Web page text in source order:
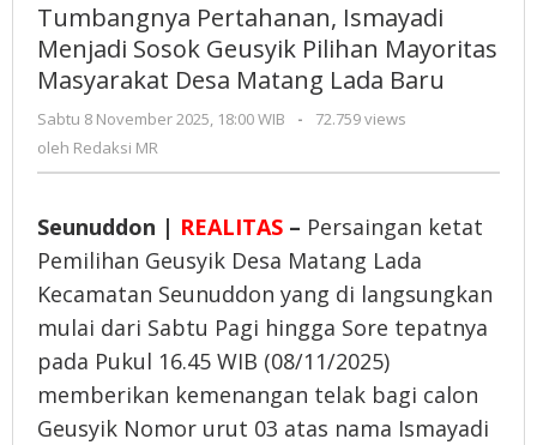
Ismayadi
Menjadi
Sosok
Geusyik
Pilihan
Masyarakat
Matang
Lada
Baru
Tumbangnya Pertahanan, Ismayadi
Menjadi Sosok Geusyik Pilihan Mayoritas
Masyarakat Desa Matang Lada Baru
Sabtu 8 November 2025, 18:00 WIB
oleh
-
72.759 views
oleh Redaksi MR
Seunuddon | REALITAS – Persaingan ketat
Pemilihan Geusyik Desa Matang Lada
Kecamatan Seunuddon yang di langsungkan
mulai dari Sabtu Pagi hingga Sore tepatnya
pada Pukul 16.45 WIB (08/11/2025)
memberikan kemenangan telak bagi calon
Geusyik Nomor urut 03 atas nama Ismayadi